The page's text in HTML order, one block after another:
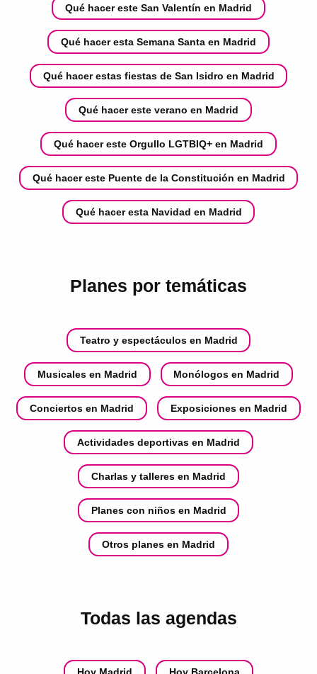
Qué hacer este San Valentín en Madrid
Qué hacer esta Semana Santa en Madrid
Qué hacer estas fiestas de San Isidro en Madrid
Qué hacer este verano en Madrid
Qué hacer este Orgullo LGTBIQ+ en Madrid
Qué hacer este Puente de la Constitución en Madrid
Qué hacer esta Navidad en Madrid
Planes por temáticas
Teatro y espectáculos en Madrid
Musicales en Madrid Monólogos en Madrid
Conciertos en Madrid Exposiciones en Madrid
Actividades deportivas en Madrid
Charlas y talleres en Madrid
Planes con niños en Madrid
Otros planes en Madrid
Todas las agendas